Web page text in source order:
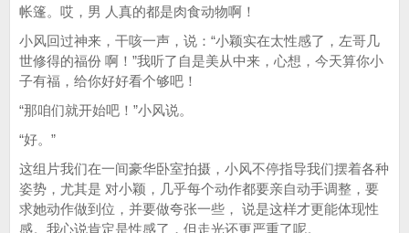
帐篷。哎，男 人真的都是肉食动物啊！
小风回过神来，干咳一声，说：“小颖实在太性感了，左哥几
世修得的福份 啊！”我听了自是美从中来，心想，今天算你小
子有福，给你好好看个够吧！
“那咱们就开始吧！”小风说。
“好。”
这组片我们在一间豪华卧室拍摄，小风不停指导我们摆着各种
姿势，尤其是 对小颖，几乎每个动作都要亲自动手调整，要
求她动作做到位，并要做夸张一些， 说是这样才更能体现性
感。我心说肯定是性感了，但走光还更严重了呢。